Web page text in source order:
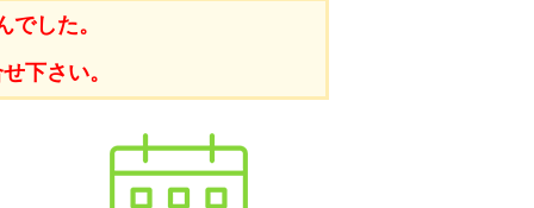
した。
下さい。